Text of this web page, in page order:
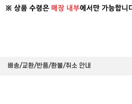
배송/교환/반품/환불/취소 안내